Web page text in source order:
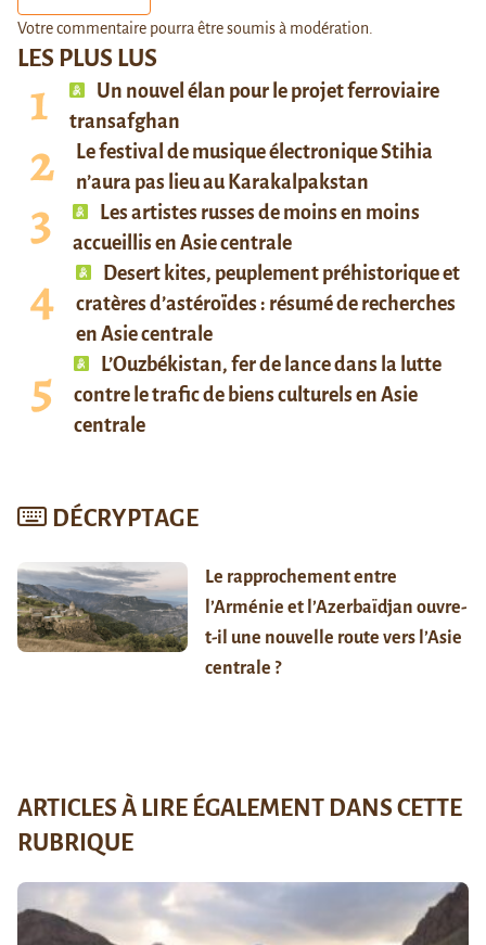
LES PLUS LUS
Un nouvel élan pour le projet ferroviaire
transafghan
Le festival de musique électronique Stihia
n’aura pas lieu au Karakalpakstan
Les artistes russes de moins en moins
accueillis en Asie centrale
Desert kites, peuplement préhistorique et
cratères d’astéroïdes : résumé de recherches
en Asie centrale
L’Ouzbékistan, fer de lance dans la lutte
contre le trafic de biens culturels en Asie
centrale
DÉCRYPTAGE
Le rapprochement entre
l’Arménie et l’Azerbaïdjan ouvre-
t-il une nouvelle route vers l’Asie
centrale ?
Votre commentaire pourra être soumis à modération.
ARTICLES À LIRE ÉGALEMENT DANS CETTE
RUBRIQUE